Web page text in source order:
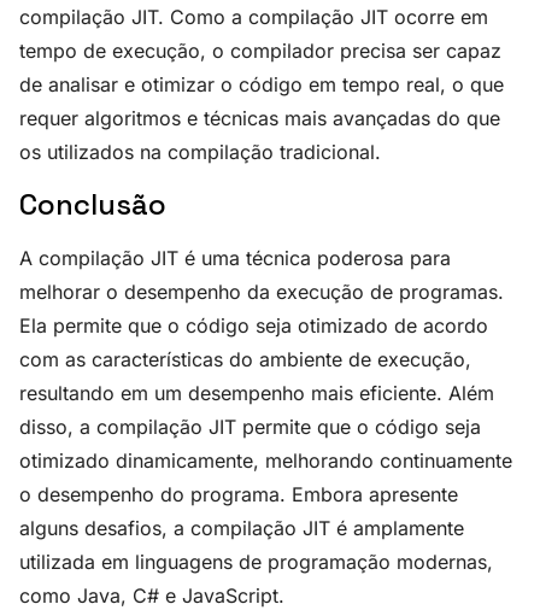
compilação JIT. Como a compilação JIT ocorre em
tempo de execução, o compilador precisa ser capaz
de analisar e otimizar o código em tempo real, o que
requer algoritmos e técnicas mais avançadas do que
os utilizados na compilação tradicional.
Conclusão
A compilação JIT é uma técnica poderosa para
melhorar o desempenho da execução de programas.
Ela permite que o código seja otimizado de acordo
com as características do ambiente de execução,
resultando em um desempenho mais eficiente. Além
disso, a compilação JIT permite que o código seja
otimizado dinamicamente, melhorando continuamente
o desempenho do programa. Embora apresente
alguns desafios, a compilação JIT é amplamente
utilizada em linguagens de programação modernas,
como Java, C# e JavaScript.